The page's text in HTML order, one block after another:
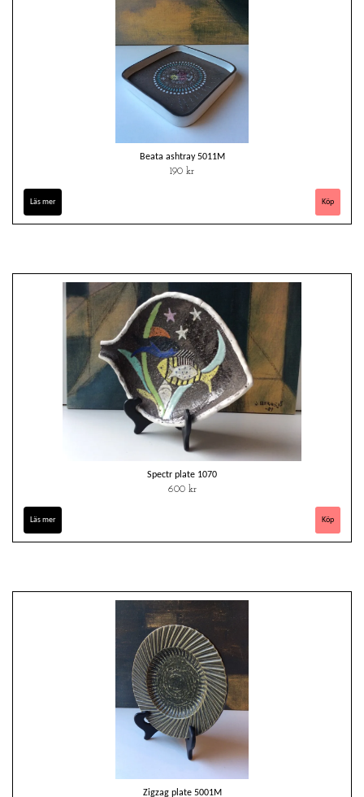
Beata ashtray 5011M
190 kr
Läs mer
Spectr plate 1070
600 kr
Läs mer
Zigzag plate 5001M